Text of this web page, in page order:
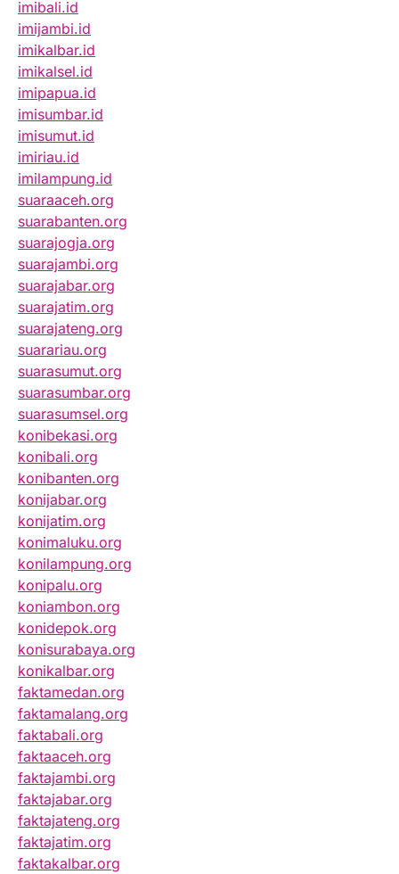
imibali.id
imijambi.id
imikalbar.id
imikalsel.id
imipapua.id
imisumbar.id
imisumut.id
imiriau.id
imilampung.id
suaraaceh.org
suarabanten.org
suarajogja.org
suarajambi.org
suarajabar.org
suarajatim.org
suarajateng.org
suarariau.org
suarasumut.org
suarasumbar.org
suarasumsel.org
konibekasi.org
konibali.org
konibanten.org
konijabar.org
konijatim.org
konimaluku.org
konilampung.org
konipalu.org
koniambon.org
konidepok.org
konisurabaya.org
konikalbar.org
faktamedan.org
faktamalang.org
faktabali.org
faktaaceh.org
faktajambi.org
faktajabar.org
faktajateng.org
faktajatim.org
faktakalbar.org